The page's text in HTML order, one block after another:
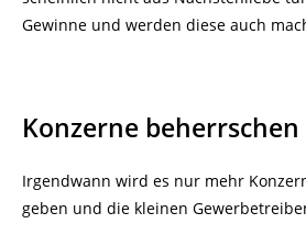
Gewinne und werden diese auch
Konzerne
Irgendwann wird es nur mehr
geben und die kleinen